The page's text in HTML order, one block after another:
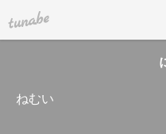
tuna.be
ねむい